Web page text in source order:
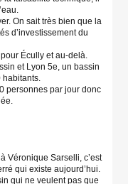
On sait très bien que la
d’investissement du
Écully et au-delà.
et Lyon 5e, un bassin
personnes par jour donc
Véronique Sarselli, c’est
qui existe aujourd’hui.
qui ne veulent pas que